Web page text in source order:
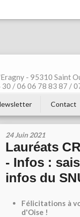
- 95310 Saint
/ 06 06 78 83 87 /
Contact
24 Juin 2021
Lauréats
- Infos :
infos du
Félicitations à
d'Oise !